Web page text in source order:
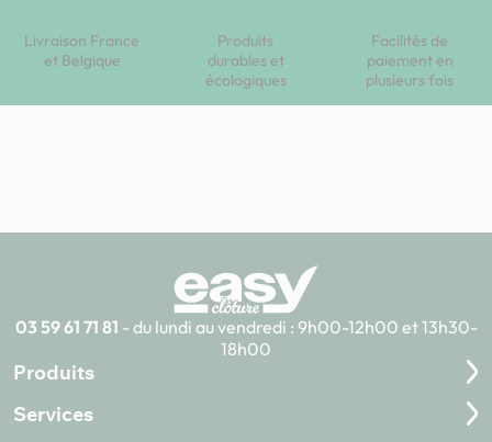
Livraison France
et Belgique
Produits
durables et
écologiques
Facilités de
paiement en
plusieurs fois
03 59 61 71 81 - du lundi au vendredi : 9h00-12h00 et 13h30-
18h00
Produits
Services